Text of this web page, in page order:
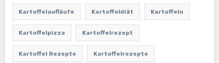
Kartoffelaufläufe Kartoffeldiät Kartoffeln
Kartoffelpizza Kartoffelrezept
Kartoffel Rezepte Kartoffelrezepte